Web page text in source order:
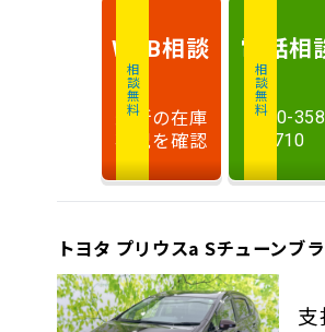
相談無料
WEB相談
最新の在庫
状況を確認
相談無料
電話相
0120-
710
トヨタ プリウスa Sチューンブ
支